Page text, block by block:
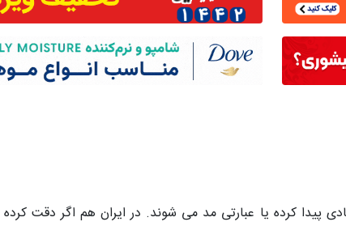
پیدا کرده یا عبارتی مد می شوند. در ایران هم اگر دقت